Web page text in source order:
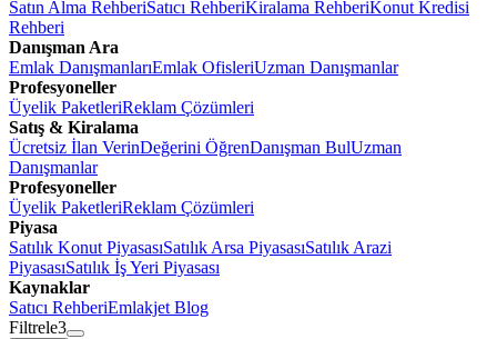
Satın Alma RehberiSatıcı RehberiKiralama RehberiKonut Kredisi
Rehberi
Danışman Ara
Emlak DanışmanlarıEmlak OfisleriUzman Danışmanlar
Profesyoneller
Üyelik PaketleriReklam Çözümleri
Satış & Kiralama
Ücretsiz İlan VerinDeğerini ÖğrenDanışman BulUzman
Danışmanlar
Profesyoneller
Üyelik PaketleriReklam Çözümleri
Piyasa
Satılık Konut PiyasasıSatılık Arsa PiyasasıSatılık Arazi
PiyasasıSatılık İş Yeri Piyasası
Kaynaklar
Satıcı RehberiEmlakjet Blog
Filtrele3